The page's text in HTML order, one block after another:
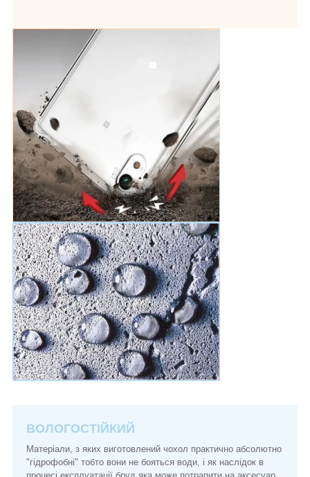
ВОЛОГОСТІЙКИЙ
Матеріали, з яких виготовлений чохол практично абсолютно
"гідрофобні" тобто вони не бояться води, і як наслідок в